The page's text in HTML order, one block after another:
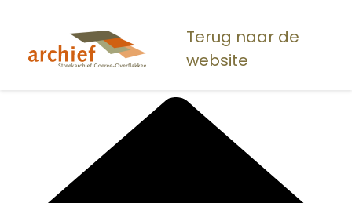
naar
Terug naar de
website